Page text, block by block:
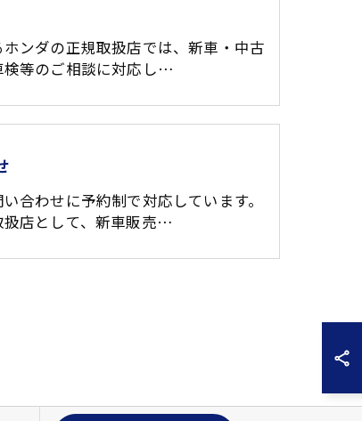
ンダの正規取扱店では、新車・中古
検等のご相談に対応し…
合わせに予約制で対応しています。
扱店として、新車販売…